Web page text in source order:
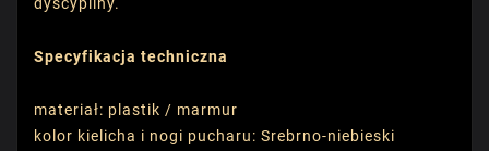
Specyfikacja techniczna
materiał: plastik / marmur
kolor kielicha i nogi pucharu: Srebrno-niebieski